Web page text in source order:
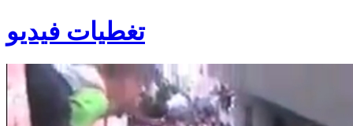
تغطيات فيديو